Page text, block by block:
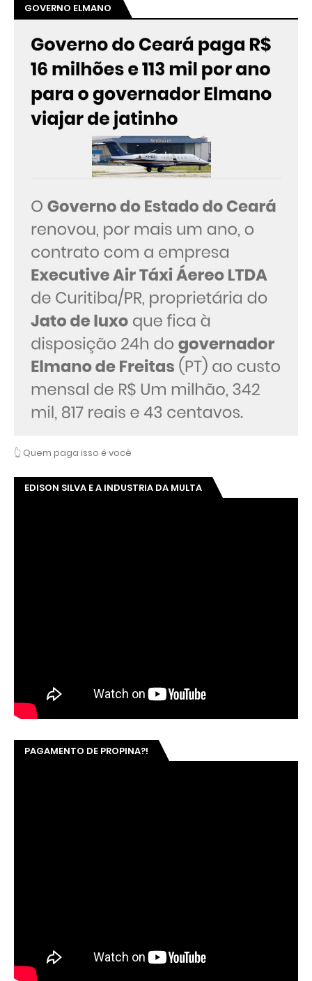
GOVERNO ELMANO
👆 Quem paga isso é você
EDISON SILVA E A INDUSTRIA DA MULTA
PAGAMENTO DE PROPINA?!